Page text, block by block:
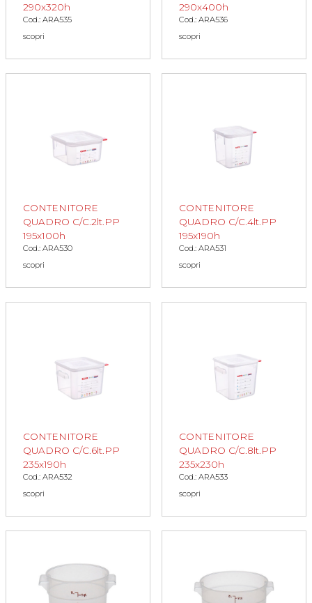
290x320h
Cod.: ARA535
scopri
290x400h
Cod.: ARA536
scopri
CONTENITORE
QUADRO C/C.2lt.PP
195x100h
Cod.: ARA530
scopri
CONTENITORE
QUADRO C/C.4lt.PP
195x190h
Cod.: ARA531
scopri
CONTENITORE
QUADRO C/C.6lt.PP
235x190h
Cod.: ARA532
scopri
CONTENITORE
QUADRO C/C.8lt.PP
235x230h
Cod.: ARA533
scopri